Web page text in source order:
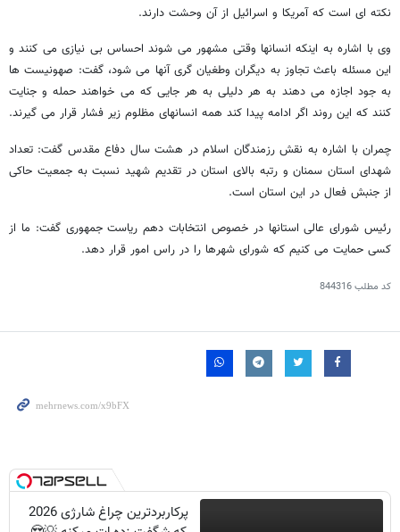
نکته ای است که آمریکا و اسرائیل از آن وحشت دارند.
وی با اشاره به اینکه انسانها وقتی مشهور می شوند احساس بی نیازی می کنند و
این مسئله باعث تجاوز به دیگران وطغیان گری آنها می شود، گفت: صهونیست ها
به جود اجازه می دهند به هر دلیلی به هر جایی که می خواهند حمله و جنایت
کنند که این روند اگر ادامه پیدا کند همه انسانهای مظلوم زیر فشار قرار می گیرند.
چمران با اشاره به نقش رزمندگان اسلام در هشت سال دفاع مقدس گفت: تعداد
شهدای استان سمنان و رتبه بالای استان در تقدیم شهید نسبت به جمعیت حاکی
از جنبش فعال در این استان است.
رئیس شورای عالی استانها در خصوص انتخابات دهم ریاست جمهوری گفت: ما از
کسی حمایت می کنیم که شورای شهرها را در راس امور قرار دهد.
کد مطلب844316
پرکاربردترین چراغ شارژی 2026